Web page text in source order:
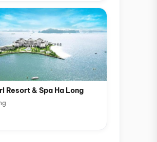
Resort & Spa Ha Long